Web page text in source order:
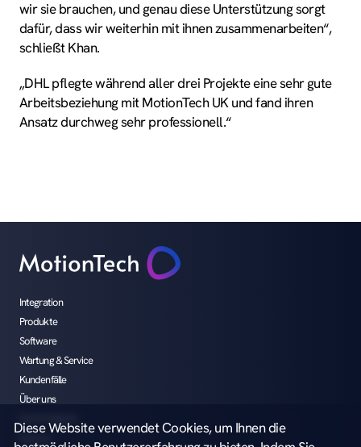
wir sie brauchen, und genau diese Unterstützung sorgt
dafür, dass wir weiterhin mit ihnen zusammenarbeiten“,
schließt Khan.
„DHL pflegte während aller drei Projekte eine sehr gute
Arbeitsbeziehung mit MotionTech UK und fand ihren
Ansatz durchweg sehr professionell.“
Integration
Produkte
Software
Wartung & Service
Kundenfälle
Über uns
Karriere
Diese Website verwendet Cookies, um Ihnen die